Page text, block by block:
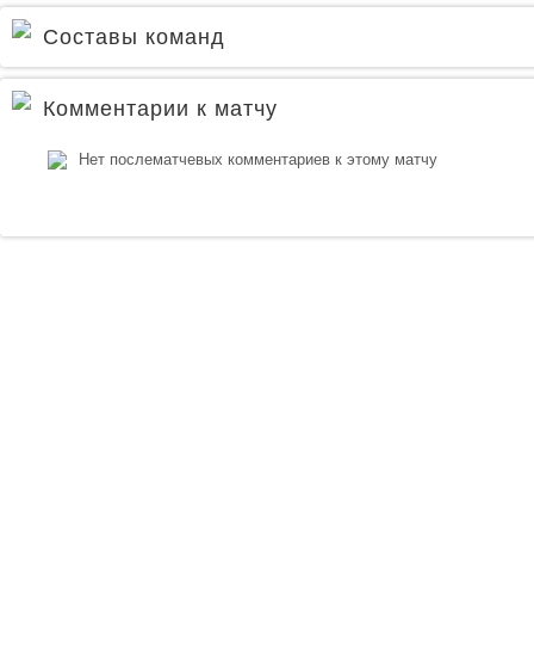
Составы команд
Комментарии к матчу
Нет послематчевых комментариев к этому матчу